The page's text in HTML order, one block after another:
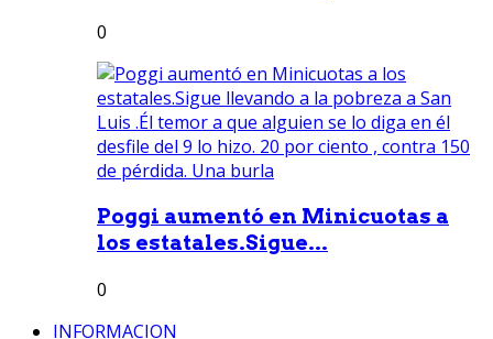
0
Poggi aumentó en Minicuotas a
los estatales.Sigue...
0
INFORMACION